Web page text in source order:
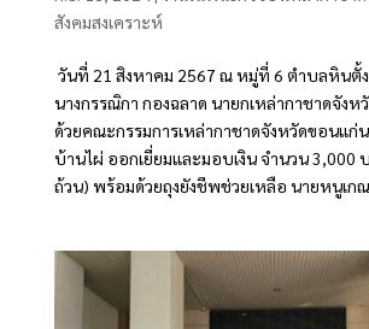
สังคมสงเคราะห์
วันที่ 21 สิงหาคม 2567 ณ หมู่ที่ 6 ตำบลหินตั้
นางกรรณิกา กองฉลาด นายกเหล่ากาชาดจัง
ด้วยคณะกรรมการเหล่ากาชาดจังหวัดขอนแก่
บ้านไผ่ ออกเยี่ยมและมอบเงิน จำนวน
ถ้วน) พร้อมด้วยถุงยังชีพช่วยเหลือ นายหนูเก